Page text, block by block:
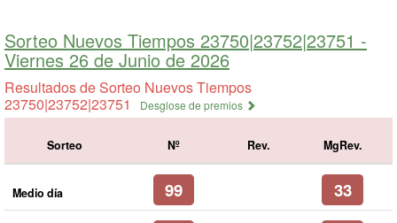
Sorteo Nuevos Tiempos 23750|23752|23751 -
Viernes 26 de Junio de 2026
Resultados de Sorteo Nuevos Tiempos
23750|23752|23751
Desglose de premios
Sorteo Nº Rev. MgRev.
Medio día 99 33